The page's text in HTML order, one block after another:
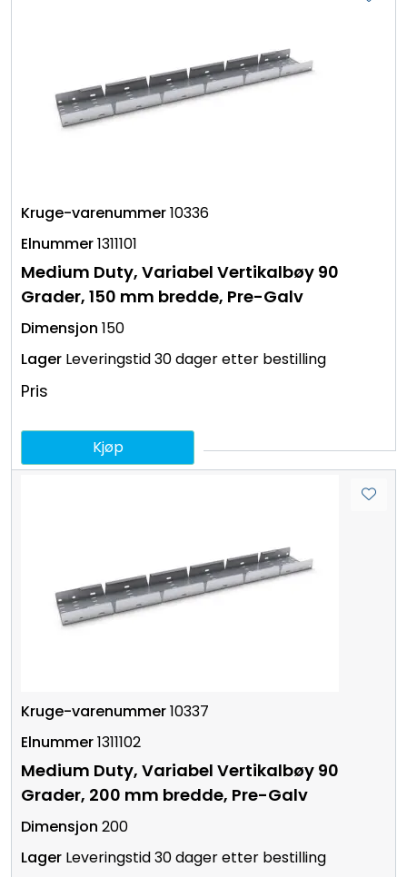
10336
1311101
Medium Duty, Variabel Vertikalbøy 90
Grader, 150 mm bredde, Pre-Galv
150
Leveringstid 30 dager etter bestilling
Pris
Kjøp
10337
1311102
Medium Duty, Variabel Vertikalbøy 90
Grader, 200 mm bredde, Pre-Galv
200
Leveringstid 30 dager etter bestilling